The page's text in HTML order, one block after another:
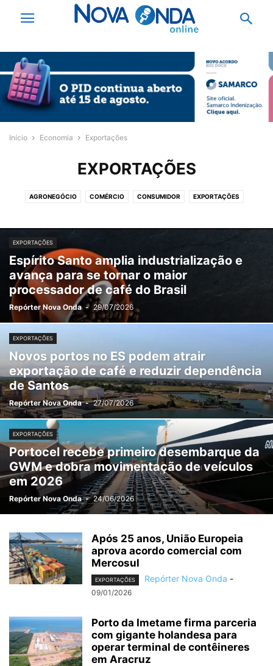
Início Economia Exportações
EXPORTAÇÕES
AGRONEGÓCIO COMÉRCIO CONSUMIDOR EXPORTAÇÕES
EXPORTAÇÕES
Espírito Santo amplia industrialização e
avança para se tornar o maior
processador de café do Brasil
Repórter Nova Onda - 29/07/2026
EXPORTAÇÕES
Novos portos no ES podem atrair
exportação de café e reduzir dependência
de Santos
Repórter Nova Onda - 27/07/2026
EXPORTAÇÕES
Portocel recebe primeiro desembarque da
GWM e dobra movimentação de veículos
em 2026
Repórter Nova Onda - 24/06/2026
Após 25 anos, União Europeia
aprova acordo comercial com
Mercosul
EXPORTAÇÕES Repórter Nova Onda -
09/01/2026
Porto da Imetame firma parceria
com gigante holandesa para
operar terminal de contêineres
em Aracruz